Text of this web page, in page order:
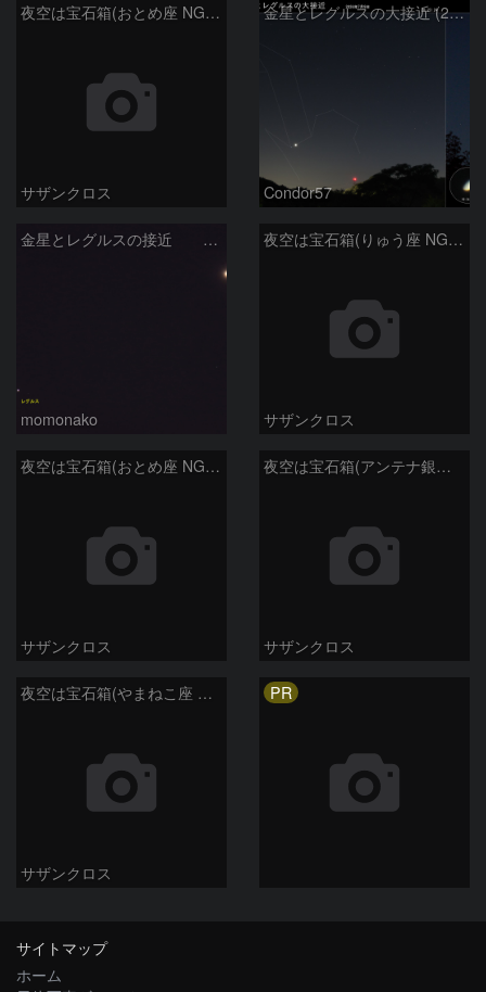
夜空は宝石箱(おとめ座 NGC5566) Seestar50
サザンクロス
金星とレグルスの大接近 (2026/07/09)
Condor57
金星とレグルスの接近 260709
momonako
夜空は宝石箱(りゅう座 NGC6503) Seestar50
サザンクロス
夜空は宝石箱(おとめ座 NGC5746) Seestar50
サザンクロス
夜空は宝石箱(アンテナ銀河 NGC4038) Seestar50
サザンクロス
夜空は宝石箱(やまねこ座 NGC2683) Seestar50
サザンクロス
PR
サイトマップ
ホーム